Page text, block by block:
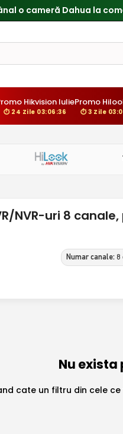
o cameră Dahua la
Hikvision Iulie
⏱ 24 Zile 03:06:36
Promo
⏱ 3 Zile
NVR-uri 8
Numar canale: 8
Nu
cate un filtru din cele